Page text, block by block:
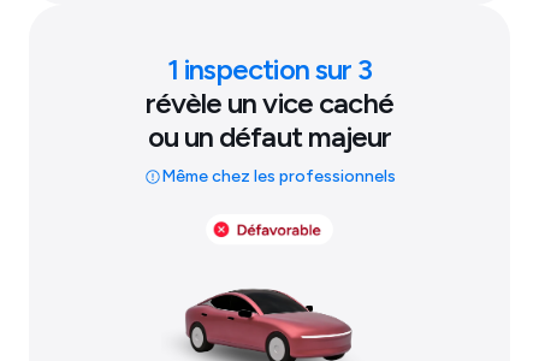
1 inspection sur 3
révèle un vice caché
ou un défaut majeur
Même chez les professionnels